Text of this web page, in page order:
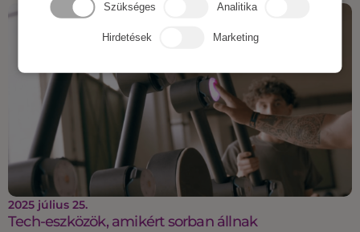
2025 július 25.
Tech-eszközök, amikért sorban állnak
Szükséges Analitika
Hirdetések Marketing